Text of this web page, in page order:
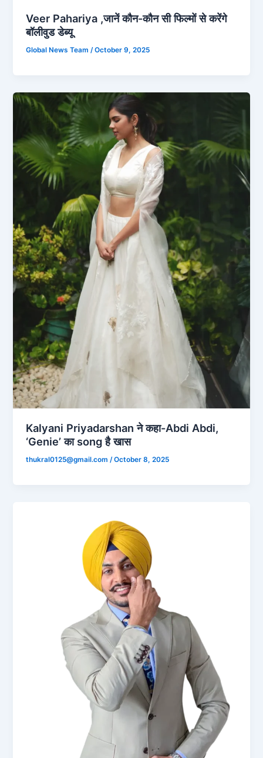
Veer Pahariya ,जानें कौन-कौन सी फिल्मों से करेंगे
बॉलीवुड डेब्यू
Global News Team/October 9, 2025
Kalyani Priyadarshan ने कहा-Abdi Abdi,
‘Genie’ का song है खास
thukral0125@gmail.com /October 8, 2025